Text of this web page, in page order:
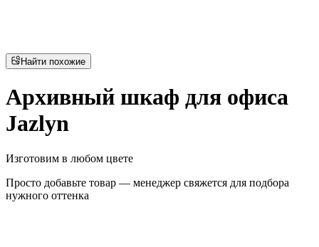
Найти похожие
Архивный шкаф для офиса
Jazlyn
Изготовим в любом цвете
Просто добавьте товар — менеджер свяжется для подбора
нужного оттенка